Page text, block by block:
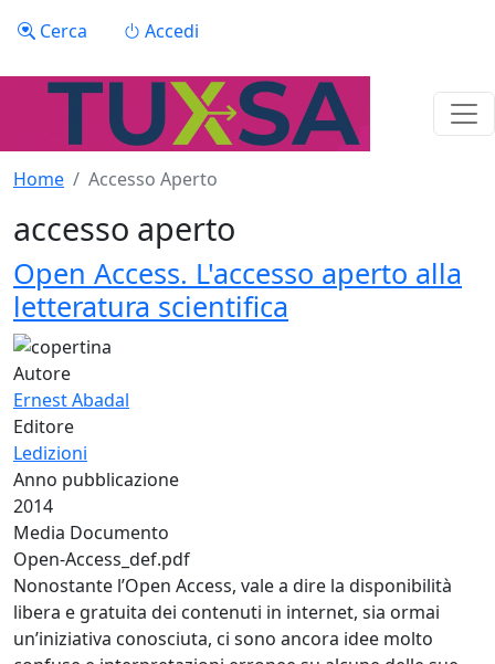
Menu profilo utente
Cerca Accedi
Home Accesso Aperto
accesso aperto
Open Access. L'accesso aperto alla
letteratura scientifica
Autore
Ernest Abadal
Editore
Ledizioni
Anno pubblicazione
2014
Media Documento
Open-Access_def.pdf
Nonostante l’Open Access, vale a dire la disponibilità
libera e gratuita dei contenuti in internet, sia ormai
un’iniziativa conosciuta, ci sono ancora idee molto